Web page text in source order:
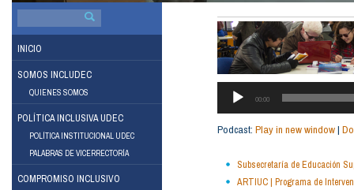
BUSCAR
INICIO
SOMOS INCLUDEC
QUIENES SOMOS
POLÍTICA INCLUSIVA UDEC
POLÍTICA INSTITUCIONAL UDEC
PALABRAS DE VICERRECTORÍA
COMPROMISO INCLUSIVO
00:00
Podcast: Play in new window|
Subsecretaría de Educación
ARTIUC | Programa de